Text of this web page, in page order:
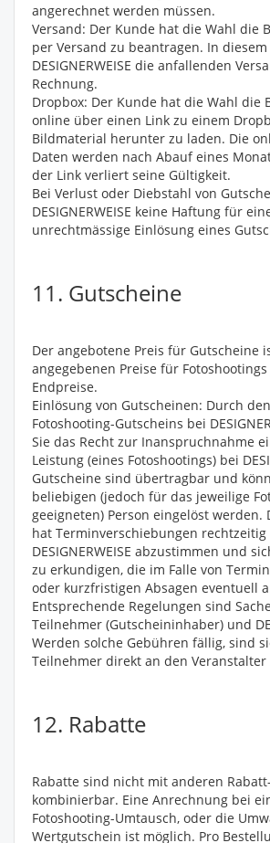
angerechnet werden müssen.
Versand: Der Kunde hat die Wahl die
per Versand zu beantragen. In
DESIGNERWEISE die anfallenden
Rechnung.
Dropbox: Der Kunde hat die Wahl die
online über einen Link zu einem
Bildmaterial herunter zu laden. Die
Daten werden nach Abauf eines
der Link verliert seine Gültigkeit.
Bei Verlust oder Diebstahl von
DESIGNERWEISE keine Haftung für
unrechtmässige Einlösung eines
11. Gutscheine
Der angebotene Preis für Gutscheine
angegebenen Preise für
Endpreise.
Einlösung von Gutscheinen: Durch
Fotoshooting-Gutscheins bei
Sie das Recht zur Inanspruchnahme
Leistung (eines Fotoshootings) bei
Gutscheine sind übertragbar und
beliebigen (jedoch für das jeweilige
geeigneten) Person eingelöst werden.
hat Terminverschiebungen
DESIGNERWEISE abzustimmen und
zu erkundigen, die im Falle von
oder kurzfristigen Absagen eventuell
Entsprechende Regelungen sind
Teilnehmer (Gutscheininhaber) und
Werden solche Gebühren fällig, sind
Teilnehmer direkt an den
12. Rabatte
Rabatte sind nicht mit anderen
kombinierbar. Eine Anrechnung bei
Fotoshooting-Umtausch, oder die
Wertgutschein ist möglich. Pro